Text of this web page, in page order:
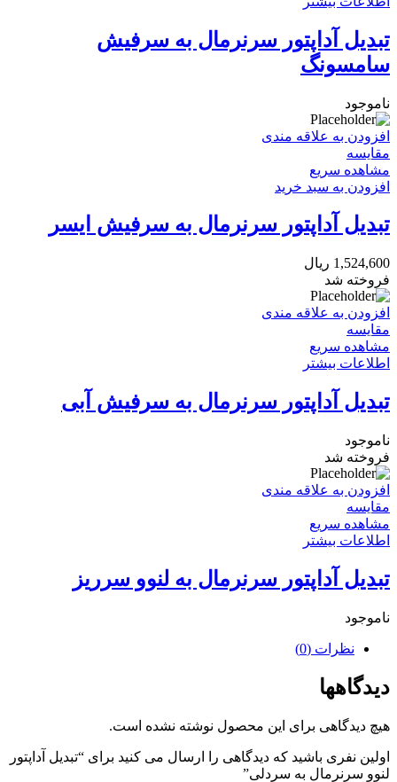
تبدیل آداپتور سرنرمال به سرفیش
سامسونگ
ناموجود
افزودن به علاقه مندی
مقایسه
مشاهده سریع
افزودن به سبد خرید
تبدیل آداپتور سرنرمال به سرفیش ایسر
1,524,600 ریال
فروخته شد
افزودن به علاقه مندی
مقایسه
مشاهده سریع
اطلاعات بیشتر
تبدیل آداپتور سرنرمال به سرفیش آبی
ناموجود
فروخته شد
افزودن به علاقه مندی
مقایسه
مشاهده سریع
اطلاعات بیشتر
تبدیل آداپتور سرنرمال به لنوو سرریز
ناموجود
نظرات (0)
دیدگاهها
هیچ دیدگاهی برای این محصول نوشته نشده است.
اولین نفری باشید که دیدگاهی را ارسال می کنید برای “تبدیل آداپتور
لنوو سرنرمال به سردلی”